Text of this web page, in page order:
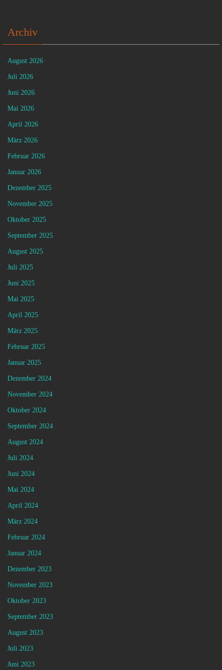
Archiv
August 2026
Juli 2026
Juni 2026
Mai 2026
April 2026
März 2026
Februar 2026
Januar 2026
Dezember 2025
November 2025
Oktober 2025
September 2025
August 2025
Juli 2025
Juni 2025
Mai 2025
April 2025
März 2025
Februar 2025
Januar 2025
Dezember 2024
November 2024
Oktober 2024
September 2024
August 2024
Juli 2024
Juni 2024
Mai 2024
April 2024
März 2024
Februar 2024
Januar 2024
Dezember 2023
November 2023
Oktober 2023
September 2023
August 2023
Juli 2023
Juni 2023